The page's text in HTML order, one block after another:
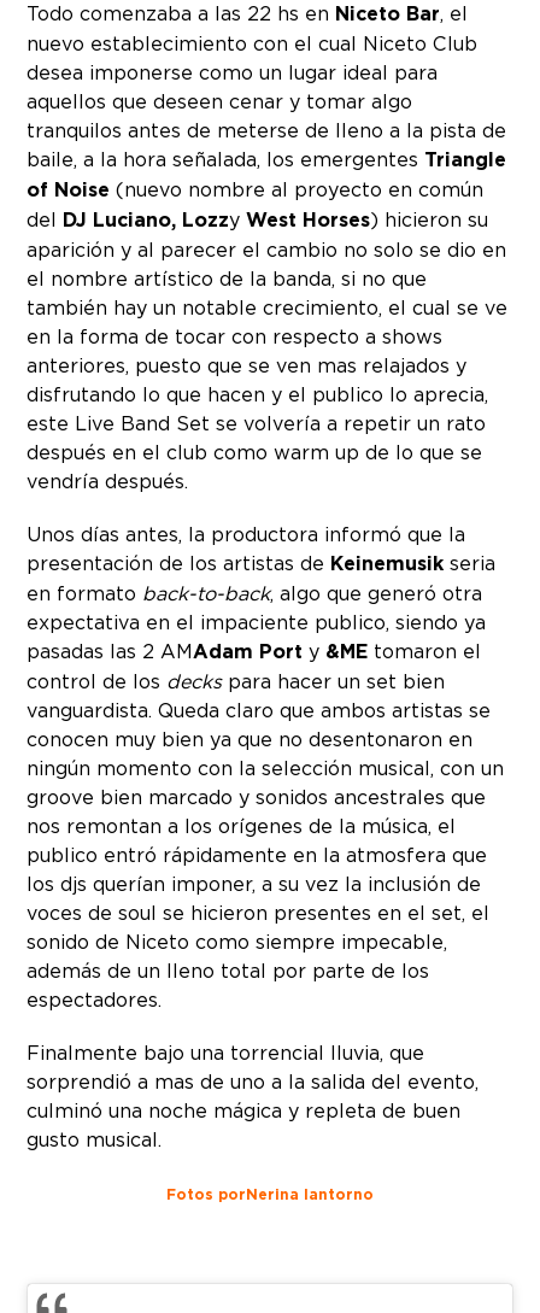
Todo comenzaba a las 22 hs en Niceto Bar, el
nuevo establecimiento con el cual Niceto Club
desea imponerse como un lugar ideal para
aquellos que deseen cenar y tomar algo
tranquilos antes de meterse de lleno a la pista de
baile, a la hora señalada, los emergentes Triangle
of Noise (nuevo nombre al proyecto en común
del DJ Luciano, Lozzy West Horses) hicieron su
aparición y al parecer el cambio no solo se dio en
el nombre artístico de la banda, si no que
también hay un notable crecimiento, el cual se ve
en la forma de tocar con respecto a shows
anteriores, puesto que se ven mas relajados y
disfrutando lo que hacen y el publico lo aprecia,
este Live Band Set se volvería a repetir un rato
después en el club como warm up de lo que se
vendría después.
Unos días antes, la productora informó que la
presentación de los artistas de Keinemusik seria
en formato back-to-back, algo que generó otra
expectativa en el impaciente publico, siendo ya
pasadas las 2 AMAdam Port y &ME tomaron el
control de los deckspara hacer un set bien
vanguardista. Queda claro que ambos artistas se
conocen muy bien ya que no desentonaron en
ningún momento con la selección musical, con un
groove bien marcado y sonidos ancestrales que
nos remontan a los orígenes de la música, el
publico entró rápidamente en la atmosfera que
los djs querían imponer, a su vez la inclusión de
voces de soul se hicieron presentes en el set, el
sonido de Niceto como siempre impecable,
además de un lleno total por parte de los
espectadores.
Finalmente bajo una torrencial lluvia, que
sorprendió a mas de uno a la salida del evento,
culminó una noche mágica y repleta de buen
gusto musical.
Fotos por Nerina Iantorno